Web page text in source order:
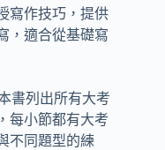
寫作技巧，提供
，適合從基礎寫
書列出所有大考
每小節都有大考
不同題型的練